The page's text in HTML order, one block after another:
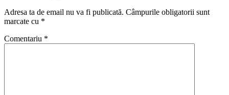
Adresa ta de email nu va fi publicată. Câmpurile obligatorii sunt
marcate cu *
Comentariu *